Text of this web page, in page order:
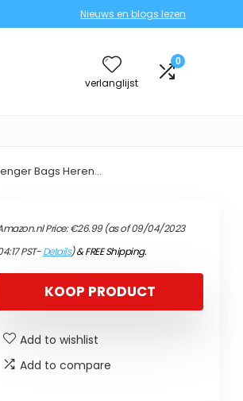
Nieuws en blogs lezen
verlanglijst
0
Bags Heren…
Price:€26.99(as of 09/04/2023
PST-Details)&FREE Shipping.
KOOP PRODUCT
Add to wishlist
Add to compare